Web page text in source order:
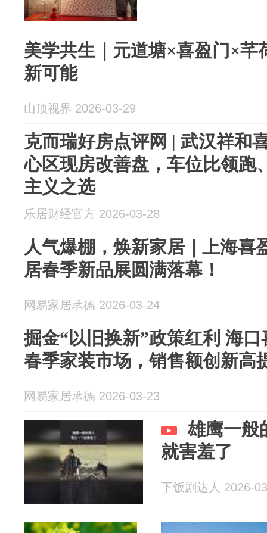
美学共生｜元道塘×喜盈门×芊
新可能
山顶视界 2026-03-29
克而瑞好房点评网 | 武汉祥和
心区现房改善盘，车位比领跑
主义之选
乐居财经官方 2026-03-28
人气爆棚，焕新家居｜上海喜
居春季新品展圆满落幕！
网易家居承德 2026-03-24
掘金“以旧换新”政策红利 海
春季家装市场，销售额创新高
网易家居承德 2026-03-23
雄鹰一般
就害羞了
下饭剧达人 2026-